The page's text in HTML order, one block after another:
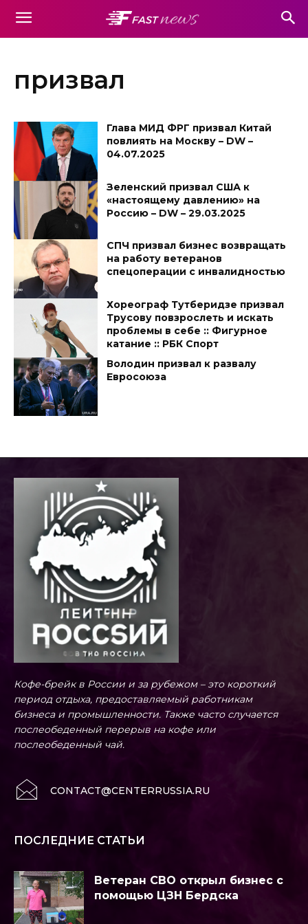
призвал
Глава МИД ФРГ призвал Китай
повлиять на Москву – DW –
04.07.2025
Зеленский призвал США к
«настоящему давлению» на
Россию – DW – 29.03.2025
СПЧ призвал бизнес возвращать
на работу ветеранов
спецоперации с инвалидностью
Хореограф Тутберидзе призвал
Трусову повзрослеть и искать
проблемы в себе :: Фигурное
катание :: РБК Спорт
Володин призвал к развалу
Евросоюза
Кофе-брейк в России и за рубежом – это короткий
период отдыха, предоставляемый работникам
бизнеса и промышленности. Также часто случается
послеобеденный перерыв на кофе или
послеобеденный чай.
CONTACT@CENTERRUSSIA.RU
ПОСЛЕДНИЕ СТАТЬИ
Ветеран СВО открыл бизнес с
помощью ЦЗН Бердска